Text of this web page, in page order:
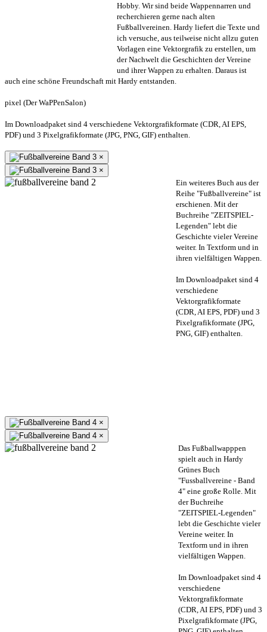
Hobby. Wir sind beide Wappennarren und
recherchieren gerne nach alten
Fußballvereinen. Hardy liefert die Texte und
ich versuche, aus teilweise nicht allzu guten
Vorlagen eine Vektorgrafik zu erstellen, um
der Nachwelt die Geschichten der Vereine
und ihrer Wappen zu erhalten. Daraus ist
auch eine schöne Freundschaft mit Hardy entstanden.
pixel (Der WaPPenSalon)
Im Downloadpaket sind 4 verschiedene Vektorgrafikformate (CDR, AI EPS,
PDF) und 3 Pixelgrafikformate (JPG, PNG, GIF) enthalten.
×
×
Ein weiteres Buch aus der
Reihe "Fußballvereine" ist
erschienen. Mit der
Buchreihe "ZEITSPIEL-
Legenden" lebt die
Geschichte vieler Vereine
weiter. In Textform und in
ihren vielfältigen Wappen.
Im Downloadpaket sind 4
verschiedene
Vektorgrafikformate
(CDR, AI EPS, PDF) und 3
Pixelgrafikformate (JPG,
PNG, GIF) enthalten.
×
×
Das Fußballwapppen
spielt auch in Hardy
Grünes Buch
"Fussballvereine - Band
4" eine große Rolle. Mit
der Buchreihe
"ZEITSPIEL-Legenden"
lebt die Geschichte vieler
Vereine weiter. In
Textform und in ihren
vielfältigen Wappen.
Im Downloadpaket sind 4
verschiedene
Vektorgrafikformate
(CDR, AI EPS, PDF) und 3
Pixelgrafikformate (JPG,